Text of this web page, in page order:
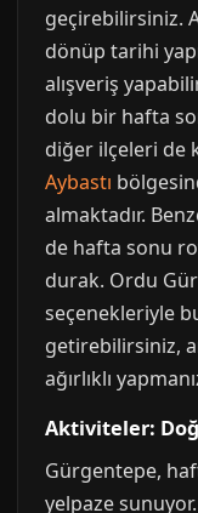
geçirebilirsiniz.
dönüp tarihi
alışveriş
dolu bir hafta
diğer ilçeleri de
Aybastı
almaktadır.
de hafta sonu
durak. Ordu
seçenekleriyle
getirebilirsiniz,
ağırlıklı
Aktiviteler:
Gürgentepe,
yelpaze